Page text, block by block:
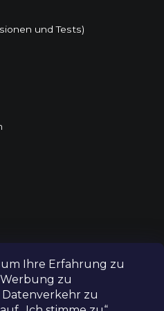
Ihre Erfahrung zu
zu
zu
und Tests)